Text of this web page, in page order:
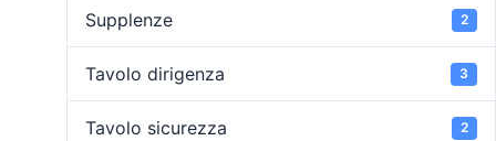
Supplenze 2
Tavolo dirigenza 3
Tavolo sicurezza 2